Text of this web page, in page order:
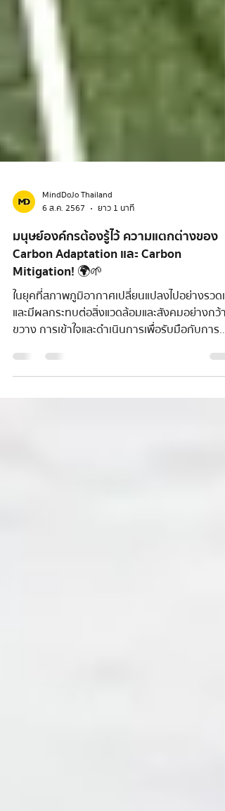
MindDoJo Thailand
6 ส.ค. 2567
ยาว 1 นาที
มนุษย์องค์กรต้องรู้ไว้ ความแตกต่างของ
Carbon Adaptation และ Carbon
Mitigation! 🌍🌱
ในยุคที่สภาพภูมิอากาศเปลี่ยนแปลงไปอย่างรวดเร็
และมีผลกระทบต่อสิ่งแวดล้อมและสังคมอย่างกว้าง